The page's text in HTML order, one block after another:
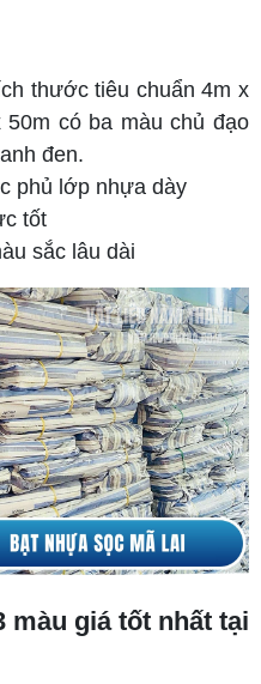
thước tiêu chuẩn 4m x
có ba màu chủ đạo
đen.
phủ lớp nhựa dày
tốt
sắc lâu dài
màu giá tốt nhất tại